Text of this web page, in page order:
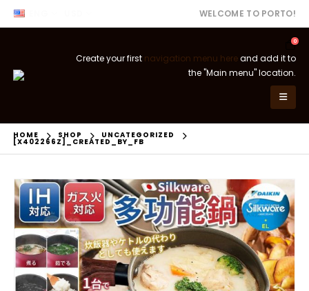
WELCOME TO PORTO!
0
Create your first navigation menu hereand add it to
the "Main menu" location.
HOME SHOP UNCATEGORIZED
[X402266Z]_CREATED_BY_FB